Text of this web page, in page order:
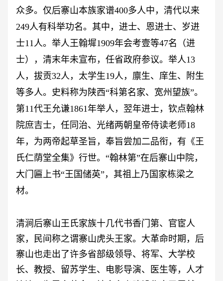
众多。仅后寨山本族家谱400多人中，清代以来
249人有科举功名。其中，进士、恩进士、岁进
士11人。举人王翰墀1909年会考壹等47名（进
士），清末年未宣布，任省政府参议。举人13
人，拔贡32人，太学生19人，廪生、庠生、附生
等多人。史料称为陕西“科第名家、宽州望族”。
第11代王允谦1861年举人，翌年进士，钦点翰林
院庶吉士，任同治、光绪两朝皇帝侍读老师18
年，为两帝起草圣旨，奉旨尝加二品衔，有《王
氏仁荫堂全集》行世。“翰林第”在后寨山中院，
大门匾上书“王国储英”，其祖上乃国家栋梁之
材。
清涧后寨山王氏家族十几代书香门第、官宦人
家，民间称之谓寨山虎头王家。大革命时期，后
寨山也走出了许多省部级领导、将军、大学校
长、教授、留苏学生、电影导演、医生等，人才